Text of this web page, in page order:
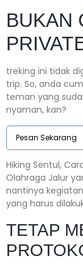
BUKAN
treking ini tidak
trip. So, anda
teman yang
nyaman, kan?
Pesan Sekarang
Hiking Sentul,
Olahraga Jalur
nantinya
yang harus
TETAP